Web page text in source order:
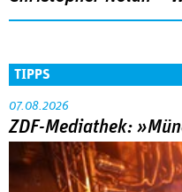
TIPPS
07.08.2026
ZDF-Mediathek: